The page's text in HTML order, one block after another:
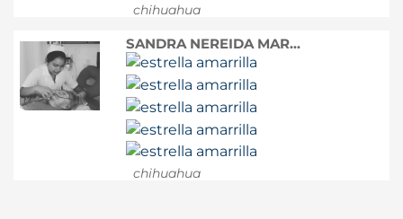
chihuahua
SANDRA NEREIDA MAR...
chihuahua